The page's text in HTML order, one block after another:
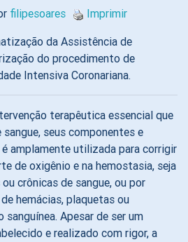
filipesoares
Imprimir
da Assistência de
do procedimento de
Intensiva Coronariana.
terapêutica essencial que
seus componentes e
amplamente utilizada para corrigir
de oxigênio e na hemostasia, seja
crônicas de sangue, ou por
hemácias, plaquetas ou
Apesar de ser um
e realizado com rigor, a